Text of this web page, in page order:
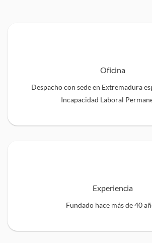
Oficina
Despacho con sede en Extremadura
Incapacidad Laboral
Experiencia
Fundado hace más de 40